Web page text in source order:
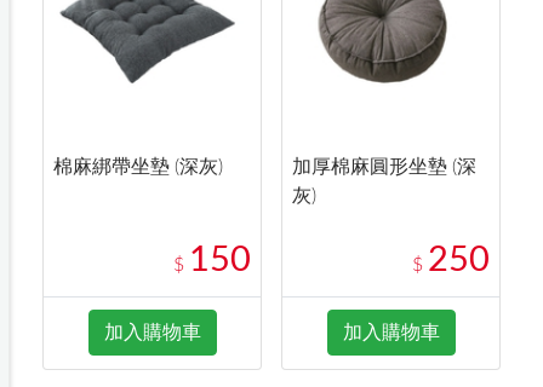
棉麻綁帶坐墊 (深灰)
$ 150
加入購物車
加厚棉麻圓形坐墊 (深
灰)
$ 250
加入購物車